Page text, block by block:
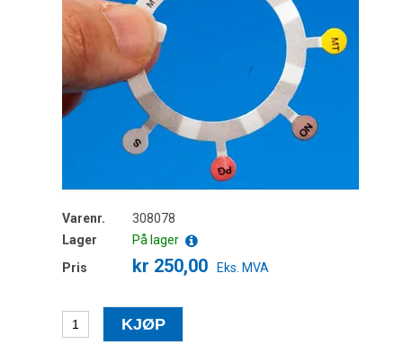
Varenr.
308078
Lager
På lager
Pris
kr 250,00 Eks. MVA